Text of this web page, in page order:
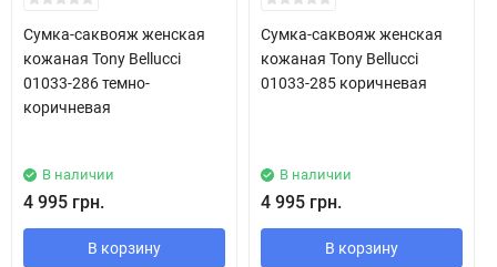
Сумка-саквояж женская
кожаная Tony Bellucci
01033-286 темно-
коричневая
В наличии
4 995 грн.
В корзину
Сумка-саквояж женская
кожаная Tony Bellucci
01033-285 коричневая
В наличии
4 995 грн.
В корзину